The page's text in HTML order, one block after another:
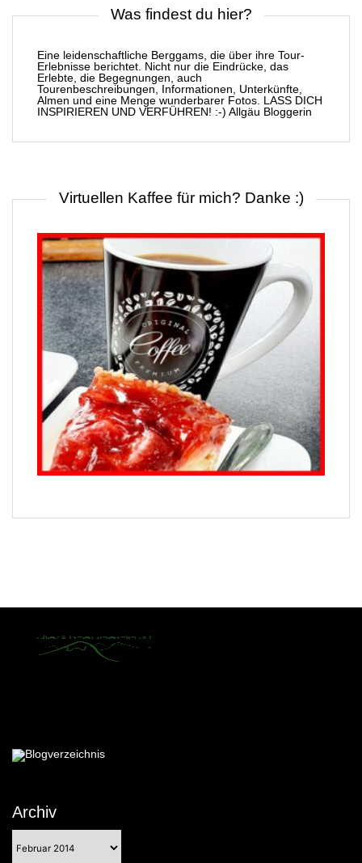
Was findest du hier?
Eine leidenschaftliche Berggams, die über ihre Tour-
Erlebnisse berichtet. Nicht nur die Eindrücke, das
Erlebte, die Begegnungen, auch
Tourenbeschreibungen, Informationen, Unterkünfte,
Almen und eine Menge wunderbarer Fotos. LASS DICH
INSPIRIEREN UND VERFÜHREN! :-) Allgäu Bloggerin
Virtuellen Kaffee für mich? Danke :)
Archiv